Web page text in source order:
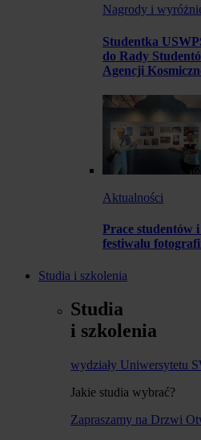
Nagrody i
Studentka
do Rady
Agencji
Aktualności
Prace studentów
festiwalu
Studia i szkolenia
Studia
i szkolenia
wydziały Uniwersytetu
Jakie studia wybrać?
Zapraszamy na Drzwi